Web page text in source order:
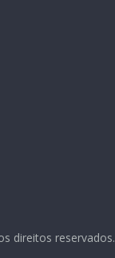
direitos reservados.